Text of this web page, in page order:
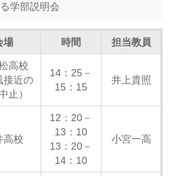
学部説明会
場 時間 担当教員
高校
接近の
止）
14：25－
15：15
井上貴照
高校
12：20－
13：10
13：20－
14：10
小宮一高